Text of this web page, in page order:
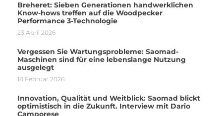
Breheret: Sieben Generationen handwerklichen
Know-hows treffen auf die Woodpecker
Performance 3-Technologie
23 April 2026
Vergessen Sie Wartungsprobleme: Saomad-
Maschinen sind für eine lebenslange Nutzung
ausgelegt
18 Februar 2026
Innovation, Qualität und Weitblick: Saomad blickt
optimistisch in die Zukunft. Interview mit Dario
Camporese